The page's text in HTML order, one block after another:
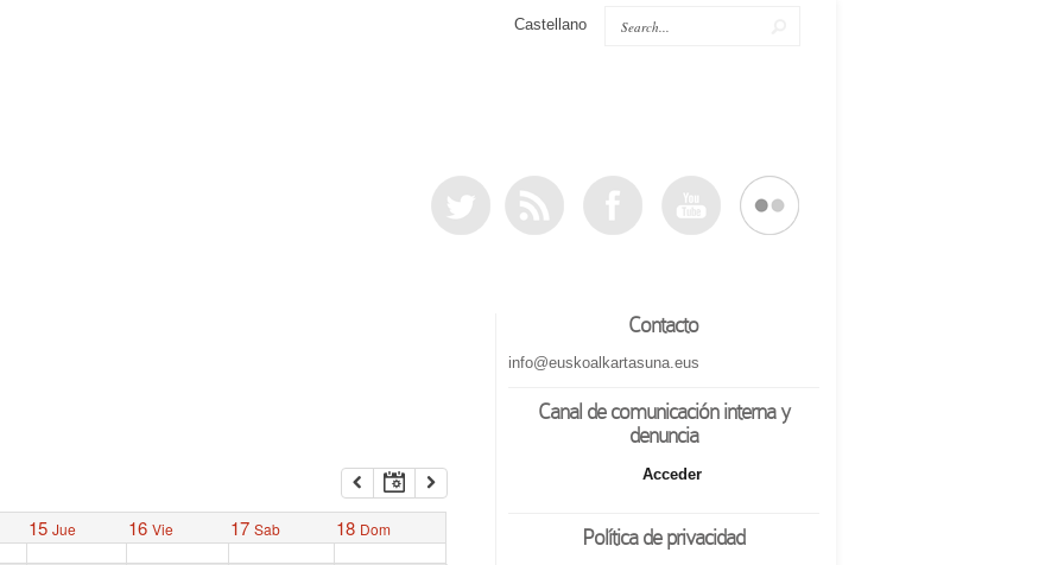
Castellano
15 Jue 16 Vie 17 Sab 18 Dom
Contacto
info@euskoalkartasuna.eus
Canal de comunicación interna y
denuncia
Acceder
Política de privacidad